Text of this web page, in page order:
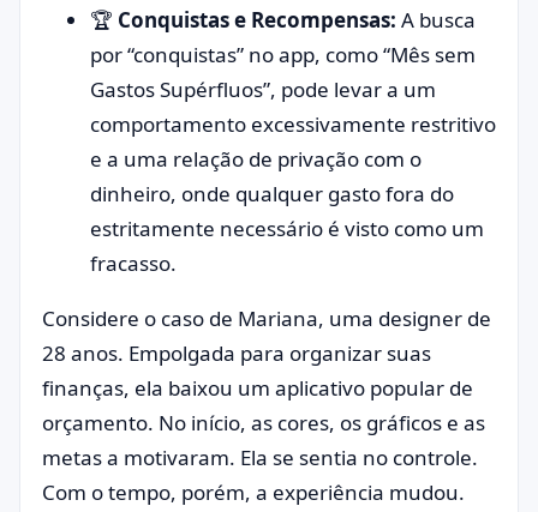
🏆 Conquistas e Recompensas: A busca
por “conquistas” no app, como “Mês sem
Gastos Supérfluos”, pode levar a um
comportamento excessivamente restritivo
e a uma relação de privação com o
dinheiro, onde qualquer gasto fora do
estritamente necessário é visto como um
fracasso.
Considere o caso de Mariana, uma designer de
28 anos. Empolgada para organizar suas
finanças, ela baixou um aplicativo popular de
orçamento. No início, as cores, os gráficos e as
metas a motivaram. Ela se sentia no controle.
Com o tempo, porém, a experiência mudou.